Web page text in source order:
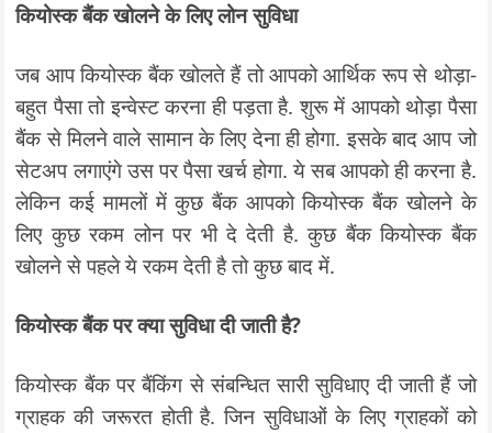
कियोस्क बैंक खोलने के लिए लोन सुविधा
जब आप कियोस्क बैंक खोलते हैं तो आपको आर्थिक रूप से थोड़ा-
बहुत पैसा तो इन्वेस्ट करना ही पड़ता है. शुरू में आपको थोड़ा पैसा
बैंक से मिलने वाले सामान के लिए देना ही होगा. इसके बाद आप जो
सेटअप लगाएंगे उस पर पैसा खर्च होगा. ये सब आपको ही करना है.
लेकिन कई मामलों में कुछ बैंक आपको कियोस्क बैंक खोलने के
लिए कुछ रकम लोन पर भी दे देती है. कुछ बैंक कियोस्क बैंक
खोलने से पहले ये रकम देती है तो कुछ बाद में.
कियोस्क बैंक पर क्या सुविधा दी जाती है?
कियोस्क बैंक पर बैंकिंग से संबन्धित सारी सुविधाए दी जाती हैं जो
ग्राहक की जरूरत होती है. जिन सुविधाओं के लिए ग्राहकों को